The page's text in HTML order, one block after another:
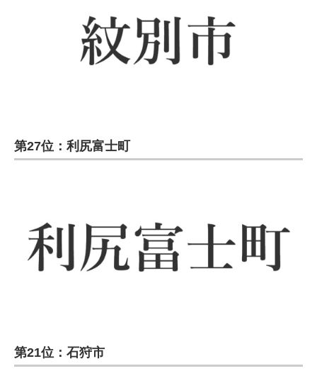
第27位：利尻富士町
第21位：石狩市